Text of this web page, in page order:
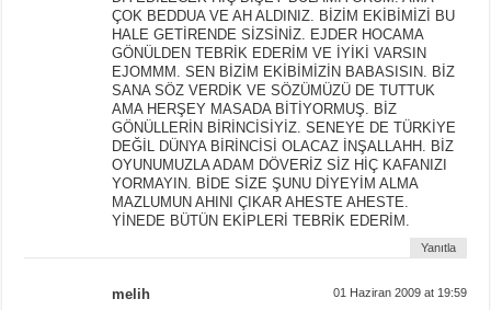
ÇOK BEDDUA VE AH ALDINIZ. BİZİM EKİBİMİZİ BU
HALE GETİRENDE SİZSİNİZ. EJDER HOCAMA
GÖNÜLDEN TEBRİK EDERİM VE İYİKİ VARSIN
EJOMMM. SEN BİZİM EKİBİMİZİN BABASISIN. BİZ
SANA SÖZ VERDİK VE SÖZÜMÜZÜ DE TUTTUK
AMA HERŞEY MASADA BİTİYORMUŞ. BİZ
GÖNÜLLERİN BİRİNCİSİYİZ. SENEYE DE TÜRKİYE
DEĞİL DÜNYA BİRİNCİSİ OLACAZ İNŞALLAHH. BİZ
OYUNUMUZLA ADAM DÖVERİZ SİZ HİÇ KAFANIZI
YORMAYIN. BİDE SİZE ŞUNU DİYEYİM ALMA
MAZLUMUN AHINI ÇIKAR AHESTE AHESTE.
YİNEDE BÜTÜN EKİPLERİ TEBRİK EDERİM.
Yanıtla
melih 01 Haziran 2009 at 19:59